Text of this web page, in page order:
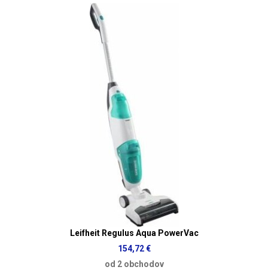
Leifheit Regulus Aqua PowerVac
154,72 €
od 2 obchodov